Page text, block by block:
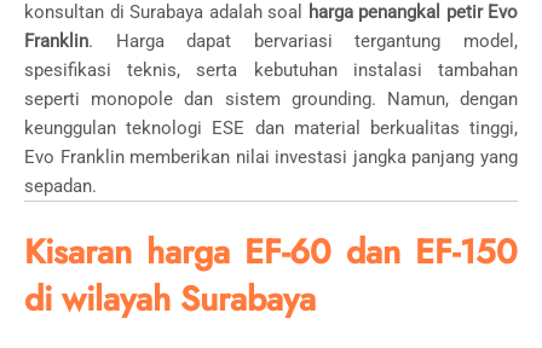
konsultan di Surabaya adalah soal
harga penangkal petir Evo
Franklin. Harga dapat bervariasi tergantung model,
spesifikasi teknis, serta kebutuhan instalasi tambahan
seperti monopole dan sistem grounding. Namun, dengan
keunggulan teknologi ESE dan material berkualitas tinggi,
Evo Franklin memberikan nilai investasi jangka panjang yang
sepadan.
Kisaran harga EF-60 dan EF-150
di wilayah Surabaya